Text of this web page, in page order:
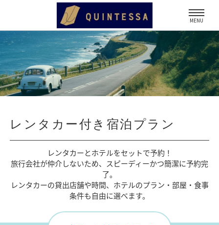
MENU
レンタカー付き宿泊プラン
レンタカーとホテルをセットで予約！
旅行会社が仲介しないため、
スピーディーかつ簡潔に予約完
了。
レンタカーの貸出店舗や時間、 ホテルのプラン・部屋・食事
条件も自由に選べます。